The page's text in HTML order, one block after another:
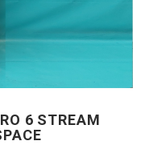
6 STREAM